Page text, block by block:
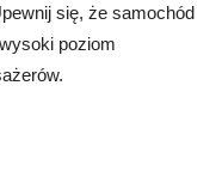
się, że samochód
poziom